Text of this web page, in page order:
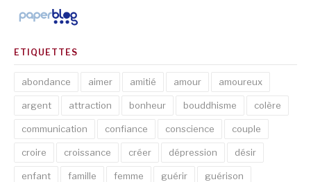
ETIQUETTES
abondance aimer amitié amour amoureux
argent attraction bonheur bouddhisme colère
communication confiance conscience couple
croire croissance créer dépression désir
enfant famille femme guérir guérison